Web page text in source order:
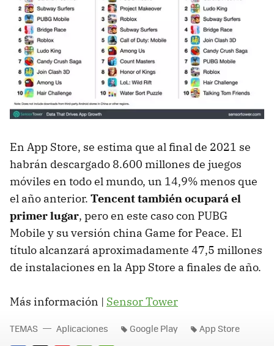
En App Store, se estima que al final de 2021 se
habrán descargado 8.600 millones de juegos
móviles en todo el mundo, un 14,9% menos que
el año anterior. Tencent también ocupará el
primer lugar, pero en este caso con PUBG
Mobile y su versión china Game for Peace. El
título alcanzará aproximadamente 47,5 millones
de instalaciones en la App Store a finales de año.
Más información | Sensor Tower
TEMAS Aplicaciones Google Play App Store